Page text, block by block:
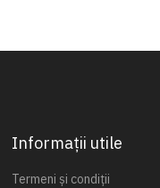
Informații utile
Termeni și condiții